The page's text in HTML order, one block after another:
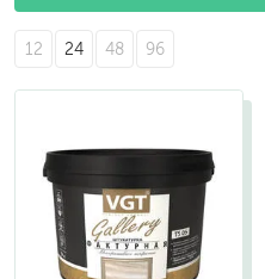
12 24 48 96